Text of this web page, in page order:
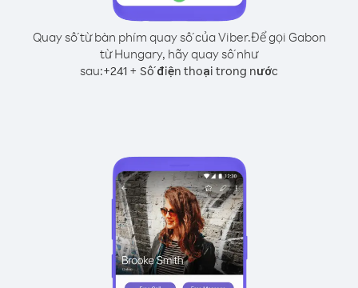
Quay số từ bàn phím quay số của Viber.Để gọi Gabon
từ Hungary, hãy quay số như
sau:+241 + Số điện thoại trong nước